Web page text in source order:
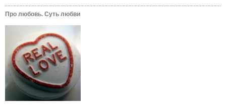
Про любовь. Суть любви